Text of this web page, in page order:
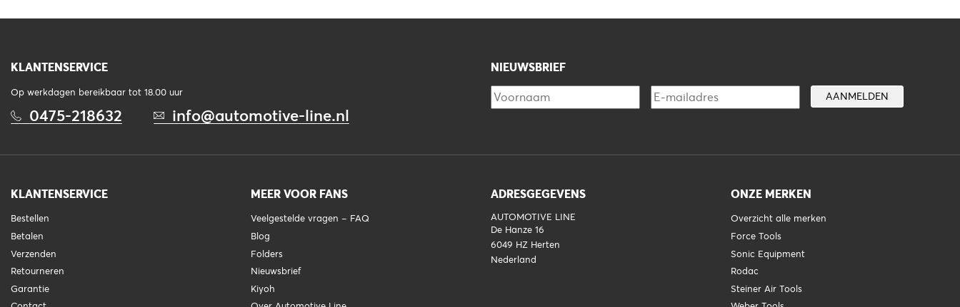
KLANTENSERVICE
Op werkdagen bereikbaar tot 18.00 uur
0475-218632 info@automotive-line.nl
NIEUWSBRIEF
KLANTENSERVICE
Bestellen
Betalen
Verzenden
Retourneren
Garantie
MEER VOOR FANS
Veelgestelde vragen – FAQ
Blog
Folders
Nieuwsbrief
Kiyoh
ADRESGEGEVENS
AUTOMOTIVE LINE
De Hanze 16
6049 HZ Herten
Nederland
ONZE MERKEN
Overzicht alle merken
Force Tools
Sonic Equipment
Rodac
Steiner Air Tools